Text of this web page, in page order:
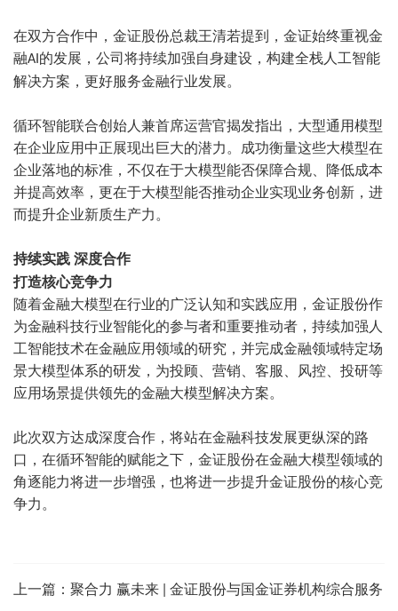
在双方合作中，金证股份总裁王清若提到，金证始终重视金
融AI 的发展，公司将持续加强自身建设，构建全栈人工智能
解决方案，更好服务金融行业发展。
循环智能联合创始人兼首席运营官揭发指出，大型通用模型
在企业应用中正展现出巨大的潜力。成功衡量这些大模型在
企业落地的标准，不仅在于大模型能否保障合规、降低成本
并提高效率，更在于大模型能否推动企业实现业务创新，进
而提升企业新质生产力。
持续实践 深度合作
打造核心竞争力
随着金融大模型在行业的广泛认知和实践应用，金证股份作
为金融科技行业智能化的参与者和重要推动者，持续加强人
工智能技术在金融应用领域的研究，并完成金融领域特定场
景大模型体系的研发，为投顾、营销、客服、风控、投研等
应用场景提供领先的金融大模型解决方案。
此次双方达成深度合作，将站在金融科技发展更纵深的路
口，在循环智能的赋能之下，金证股份在金融大模型领域的
角逐能力将进一步增强，也将进一步提升金证股份的核心竞
争力。
上一篇： 聚合力 赢未来 | 金证股份与国金证券机构综合服务